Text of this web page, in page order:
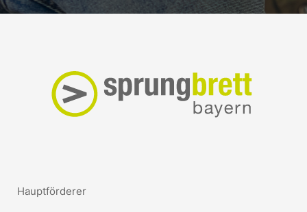
Hauptförderer